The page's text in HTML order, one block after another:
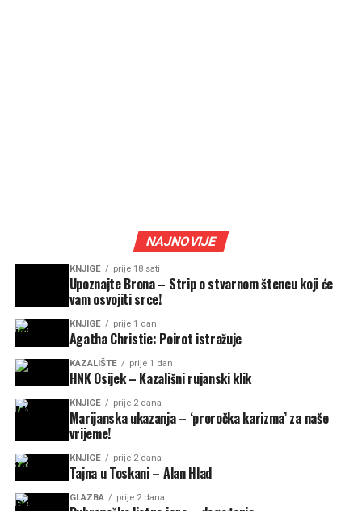
NAJNOVIJE
KNJIGE prije 18 sati
Upoznajte Brona – Strip o stvarnom štencu koji će
vam osvojiti srce!
KNJIGE prije 1 dan
Agatha Christie: Poirot istražuje
KAZALIŠTE prije 1 dan
HNK Osijek – Kazališni rujanski klik
KNJIGE prije 2 dana
Marijanska ukazanja – ‘proročka karizma’ za naše
vrijeme!
KNJIGE prije 2 dana
Tajna u Toskani – Alan Hlad
GLAZBA prije 2 dana